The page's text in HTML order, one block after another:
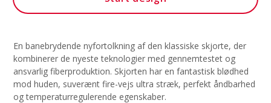
En banebrydende nyfortolkning af den klassiske skjorte, der
kombinerer de nyeste teknologier med gennemtestet og
ansvarlig fiberproduktion. Skjorten har en fantastisk blødhed
mod huden, suverænt fire-vejs ultra stræk, perfekt åndbarhed
og temperaturregulerende egenskaber.